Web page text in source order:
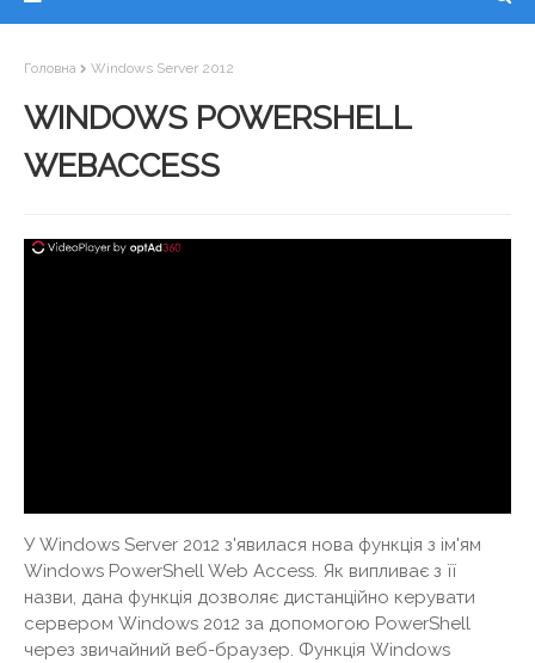
Головна Windows Server 2012
WINDOWS POWERSHELL
WEBACCESS
У Windows Server 2012 з'явилася нова функція з ім'ям
Windows PowerShell Web Access. Як випливає з її
назви, дана функція дозволяє дистанційно керувати
сервером Windows 2012 за допомогою PowerShell
через звичайний веб-браузер. Функція Windows